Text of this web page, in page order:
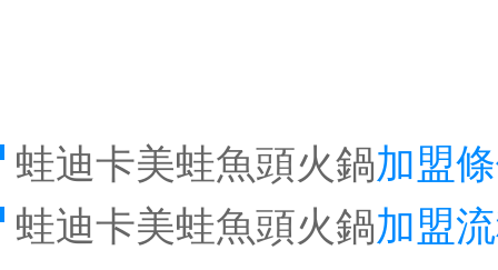
蛙迪卡美蛙魚頭火鍋加盟
蛙迪卡美蛙魚頭火鍋加盟